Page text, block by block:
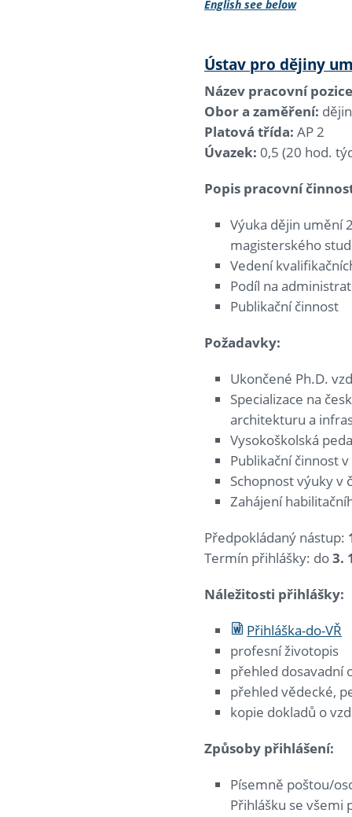
English see below
Ústav pro dějiny
Název pracovní
Obor a zaměření:
Platová třída: AP 2
Úvazek: 0,5 (20 hod.
Popis pracovní
Výuka dějin umění
magisterského
Vedení
Podíl na
Publikační činnost
Požadavky:
Ukončené Ph.D.
Specializace na
architekturu a
Vysokoškolská
Publikační činnost
Schopnost výuky v
Zahájení
Předpokládaný nástup:
Termín přihlášky: do3.
Náležitosti přihlášky:
Přihláška-do-VŘ
profesní životopis
přehled dosavadní
přehled vědecké,
kopie dokladů o
Způsoby přihlášení:
Písemně poštou/
Přihlášku se všemi